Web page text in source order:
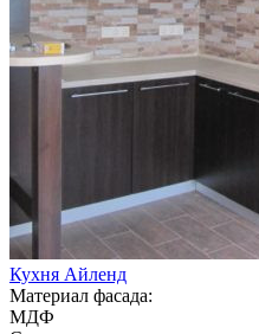
Кухня Айленд
Материал фасада:
МДФ